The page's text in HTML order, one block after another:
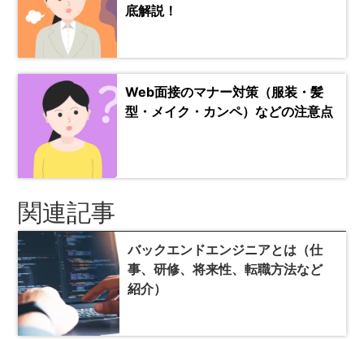
底解説！
Web面接のマナー対策（服装・髪
型・メイク・カンペ）などの注意点
関連記事
バックエンドエンジニアとは（仕
事、研修、将来性、転職方法など
紹介）